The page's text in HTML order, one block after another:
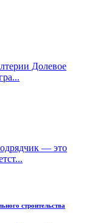
Долевое
— это
строительства